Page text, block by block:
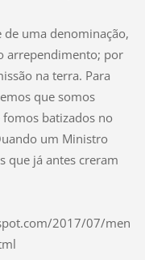
de uma denominação,
arrependimento; por
na terra. Para
que somos
fomos batizados no
um Ministro
que já antes creram
2017/07/men